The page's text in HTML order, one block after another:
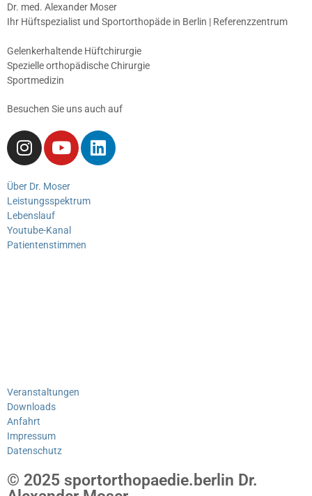
Dr. med. Alexander Moser
Ihr Hüftspezialist und Sportorthopäde in Berlin | Referenzzentrum
Gelenkerhaltende Hüftchirurgie
Spezielle orthopädische Chirurgie
Sportmedizin
Besuchen Sie uns auch auf
Über Dr. Moser
Leistungsspektrum
Lebenslauf
Youtube-Kanal
Patientenstimmen
Veranstaltungen
Downloads
Anfahrt
Impressum
Datenschutz
© 2025 sportorthopaedie.berlin Dr.